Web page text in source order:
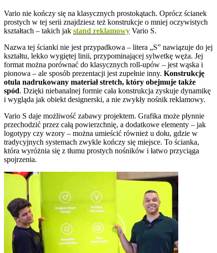
Vario nie kończy się na klasycznych prostokątach. Oprócz ścianek
prostych w tej serii znajdziesz też konstrukcje o mniej oczywistych
kształtach – takich jak stand reklamowy Vario S.
Nazwa tej ścianki nie jest przypadkowa – litera „S” nawiązuje do jej
kształtu, lekko wygiętej linii, przypominającej sylwetkę węża. Jej
format można porównać do klasycznych roll-upów – jest wąska i
pionowa – ale sposób prezentacji jest zupełnie inny. Konstrukcję
otula nadrukowany materiał stretch, który obejmuje także
spód. Dzięki niebanalnej formie cała konstrukcja zyskuje dynamikę
i wygląda jak obiekt designerski, a nie zwykły nośnik reklamowy.
Vario S daje możliwość zabawy projektem. Grafika może płynnie
przechodzić przez całą powierzchnię, a dodatkowe elementy – jak
logotypy czy wzory – można umieścić również u dołu, gdzie w
tradycyjnych systemach zwykle kończy się miejsce. To ścianka,
która wyróżnia się z tłumu prostych nośników i łatwo przyciąga
spojrzenia.